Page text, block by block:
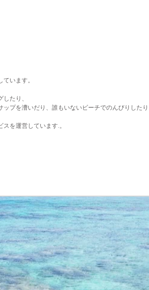
います。
たり、
ップを漕いだり、誰もいないビーチでのんびりした
を運営しています.。​